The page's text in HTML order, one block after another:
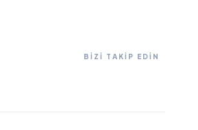
BİZİ TAKİP EDİN